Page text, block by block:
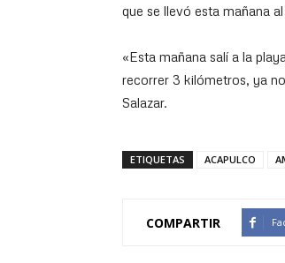
que se llevó esta mañana
«Esta mañana salí a la
recorrer 3 kilómetros, ya
Salazar.
ETIQUETAS ACAPULCO
COMPARTIR